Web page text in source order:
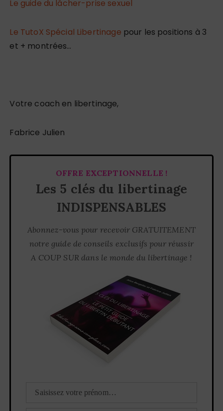
Le guide du lâcher-prise sexuel
Le TutoX Spécial Libertinage pour les positions à 3
et + montrées…
Votre coach en libertinage,
Fabrice Julien
OFFRE EXCEPTIONNELLE !
Les 5 clés du libertinage
INDISPENSABLES
Abonnez-vous pour recevoir GRATUITEMENT
notre guide de conseils exclusifs pour réussir
A COUP SUR dans le monde du libertinage !